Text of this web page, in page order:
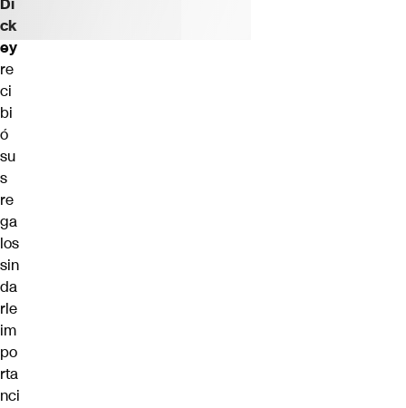
Di
ck
ey
re
ci
bi
ó
su
s
re
ga
los
sin
da
rle
im
po
rta
nci